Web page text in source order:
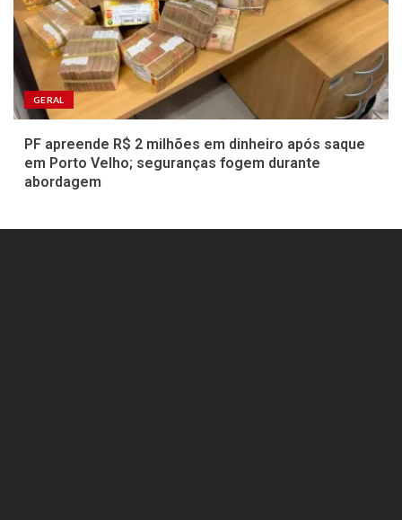
GERAL
PF apreende R$ 2 milhões em dinheiro após saque
em Porto Velho; seguranças fogem durante
abordagem